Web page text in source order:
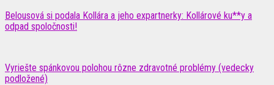
Belousová si podala Kollára a jeho expartnerky: Kollárové ku**y a
odpad spoločnosti!
Vyriešte spánkovou polohou rôzne zdravotné problémy (vedecky
podložené)